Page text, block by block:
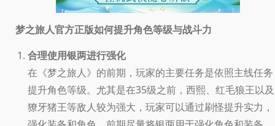
梦之旅人官方正版如何提升角色等级与战斗力
合理使用银两进行强化
在《梦之旅人》的前期，玩家的主要任务是依照主线任务
提升角色等级。尤其是在35级之前，西熙、红毛狼王以及
獠牙猪王等敌人较为强大，玩家可以通过刷怪提升实力，